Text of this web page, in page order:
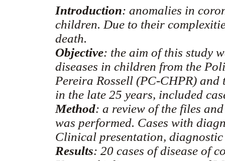
Introduction: anomalies in
children. Due to their
death.
Objective: the aim of this study
diseases in children from the
Pereira Rossell (PC-CHPR)
in the late 25 years, included
Method: a review of the files
was performed. Cases with
Clinical presentation,
Results: 20 cases of disease of